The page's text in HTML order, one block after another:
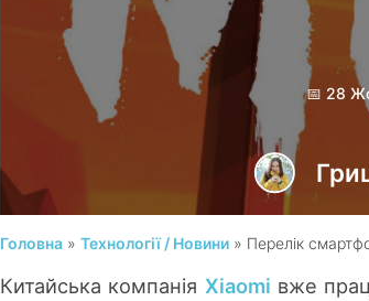
📅 28
Головна »Технології / Новини » Перелік
Китайська компанія Xiaomi вже